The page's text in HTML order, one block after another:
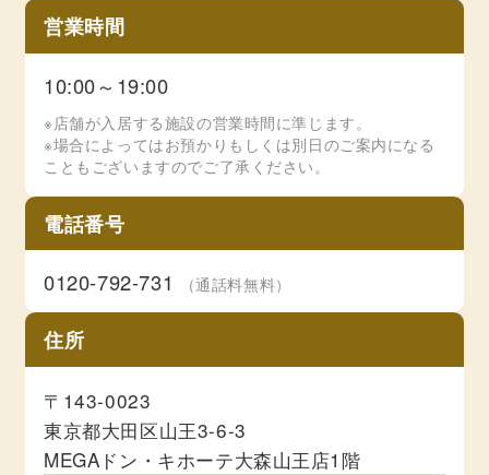
営業時間
10:00～19:00
※店舗が入居する施設の営業時間に準じます。
※場合によってはお預かりもしくは別日のご案内になる
こともございますのでご了承ください。
電話番号
0120-792-731 （通話料無料）
住所
〒143-0023
東京都大田区山王3-6-3
MEGAドン・キホーテ大森山王店1階